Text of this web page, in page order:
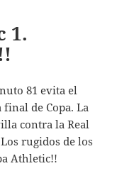
1.
81 evita el
de Copa. La
contra la Real
rugidos de los
Athletic!!